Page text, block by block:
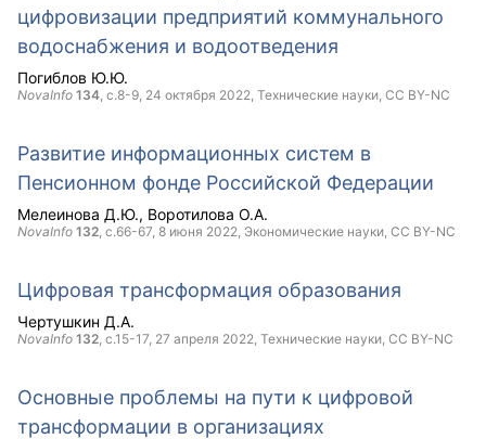
цифровизации предприятий коммунального
водоснабжения и водоотведения
Погиблов Ю.Ю.
NovaInfo 134, с.8-9, 24 октября 2022, Технические науки, CC BY-NC
Развитие информационных систем в
Пенсионном фонде Российской Федерации
Мелеинова Д.Ю. Воротилова О.А.
NovaInfo 132, с.66-67, 8 июня 2022, Экономические науки, CC BY-NC
Цифровая трансформация образования
Чертушкин Д.А.
NovaInfo 132, с.15-17, 27 апреля 2022, Технические науки, CC BY-NC
Основные проблемы на пути к цифровой
трансформации в организациях